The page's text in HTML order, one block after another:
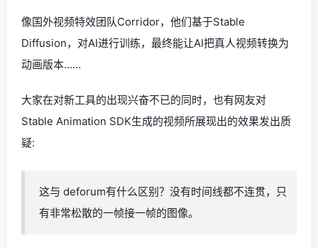
像国外视频特效团队Corridor，他们基于Stable
Diffusion，对AI进行训练，最终能让AI把真人视频转换为
动画版本……
大家在对新工具的出现兴奋不已的同时，也有网友对
Stable Animation SDK生成的视频所展现出的效果发出质
疑:
这与 deforum有什么区别？没有时间线都不连贯，只
有非常松散的一帧接一帧的图像。